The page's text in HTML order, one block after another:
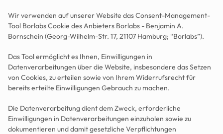
Wir verwenden auf unserer Website das Consent-Management-
Tool Borlabs Cookie des Anbieters Borlabs - Benjamin A.
Bornschein (Georg-Wilhelm-Str. 17, 21107 Hamburg; “Borlabs”).
Das Tool ermöglicht es Ihnen, Einwilligungen in
Datenverarbeitungen über die Website, insbesondere das Setzen
von Cookies, zu erteilen sowie von Ihrem Widerrufsrecht für
bereits erteilte Einwilligungen Gebrauch zu machen.
Die Datenverarbeitung dient dem Zweck, erforderliche
Einwilligungen in Datenverarbeitungen einzuholen sowie zu
dokumentieren und damit gesetzliche Verpflichtungen